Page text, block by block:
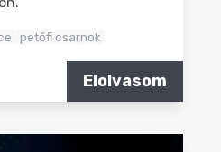
petőfi csarnok
Elolvasom